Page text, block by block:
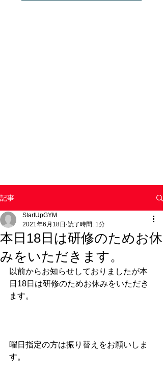
記事
本日18日は研修のためお休
みをいただきます。
StartUpGYM
2021年6月18日 読了時間: 1分
以前からお知らせしておりましたが本
日18日は研修のためお休みをいただき
ます。
曜日指定の方は振り替えをお願いしま
す。